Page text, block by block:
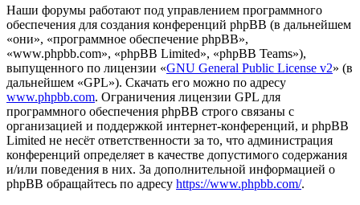
Наши форумы работают под управлением программного
обеспечения для создания конференций phpBB (в дальнейшем
«они», «программное обеспечение phpBB»,
«www.phpbb.com», «phpBB Limited», «phpBB Teams»),
выпущенного по лицензии «GNU General Public License v2» (в
дальнейшем «GPL»). Скачать его можно по адресу
www.phpbb.com. Ограничения лицензии GPL для
программного обеспечения phpBB строго связаны с
организацией и поддержкой интернет-конференций, и phpBB
Limited не несёт ответственности за то, что администрация
конференций определяет в качестве допустимого содержания
и/или поведения в них. За дополнительной информацией о
phpBB обращайтесь по адресу https://www.phpbb.com/.